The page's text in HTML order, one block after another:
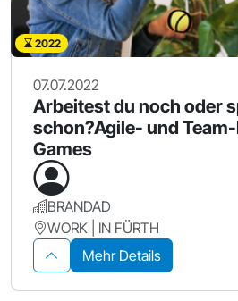
2022
07.07.2022
Arbeitest du noch oder
schon?Agile- und
Games
BRANDAD
WORK | IN FÜRTH
Mehr Details